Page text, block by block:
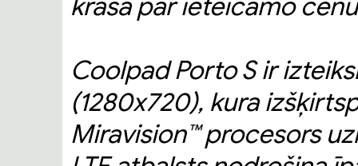
krāsā par ieteicamo
Coolpad Porto S ir
(1280x720), kura
Miravision™ procesors